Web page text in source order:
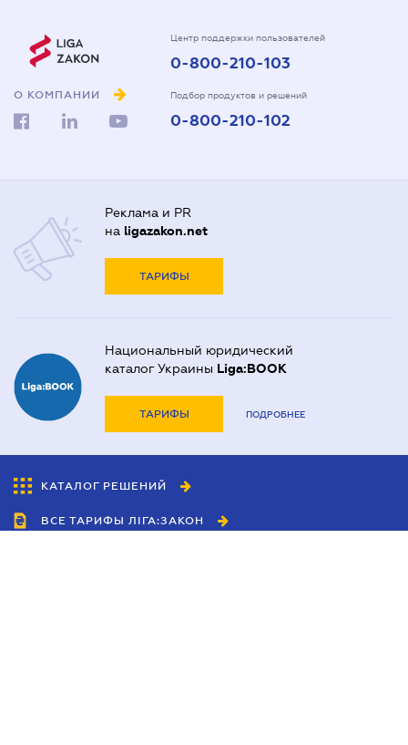
О КОМПАНИИ
Центр поддержки пользователей
0-800-210-103
Подбор продуктов и решений
0-800-210-102
Реклама и PR
на ligazakon.net
ТАРИФЫ
Национальный юридический
каталог Украины Liga:BOOK
ТАРИФЫ ПОДРОБНЕЕ
КАТАЛОГ РЕШЕНИЙ
ВСЕ ТАРИФЫ ЛІГА:ЗАКОН